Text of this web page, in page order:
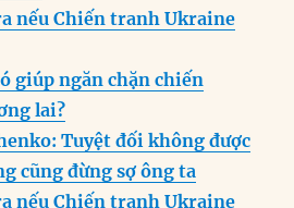
nếu Chiến tranh Ukraine
giúp ngăn chặn chiến
lai?
Tuyệt đối không được
cũng đừng sợ ông ta
nếu Chiến tranh Ukraine